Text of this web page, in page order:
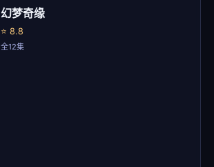
幻梦奇缘
⭐ 8.8
全12集